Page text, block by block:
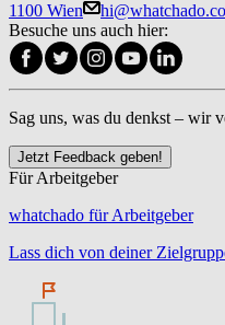
1100 Wien
Besuche uns auch hier:
Sag uns, was du denkst – wir
Jetzt Feedback geben!
Für Arbeitgeber
whatchado für Arbeitgeber
Lass dich von deiner